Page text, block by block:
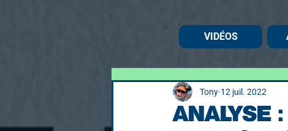
VIDÉOS
Tony 12 juil. 2022